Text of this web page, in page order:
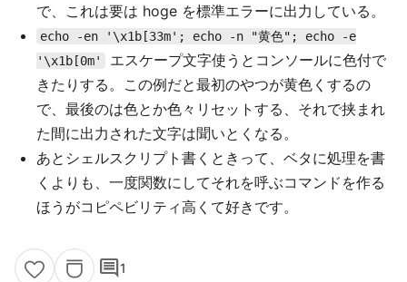
で、これは要は hoge を標準エラーに出力している。
echo -en '\x1b[33m'; echo -n "黄色"; echo -e
'\x1b[0m'
エスケープ文字使うとコンソールに色付で
きたりする。この例だと最初のやつが黄色くするの
で、最後のは色とか色々リセットする、それで挟まれ
た間に出力された文字は聞いとくなる。
あとシェルスクリプト書くときって、ベタに処理を書
くよりも、一度関数にしてそれを呼ぶコマンドを作る
ほうがコピペビリティ高くて好きです。
comment1